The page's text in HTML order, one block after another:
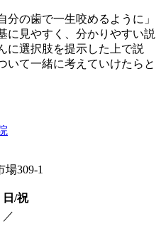
分の歯で一生咬めるように」
に見やすく、分かりやすい説
に選択肢を提示した上で説
いて一緒に考えていけたらと
309-1
日/祝
／